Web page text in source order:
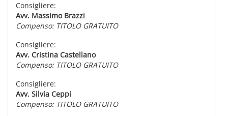
Consigliere:
Avv. Massimo Brazzi
Compenso: TITOLO GRATUITO
Consigliere:
Avv. Cristina Castellano
Compenso: TITOLO GRATUITO
Consigliere:
Avv. Silvia Ceppi
Compenso: TITOLO GRATUITO